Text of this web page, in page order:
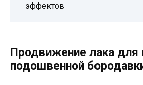
эффектов
Продвижение лака для
подошвенной